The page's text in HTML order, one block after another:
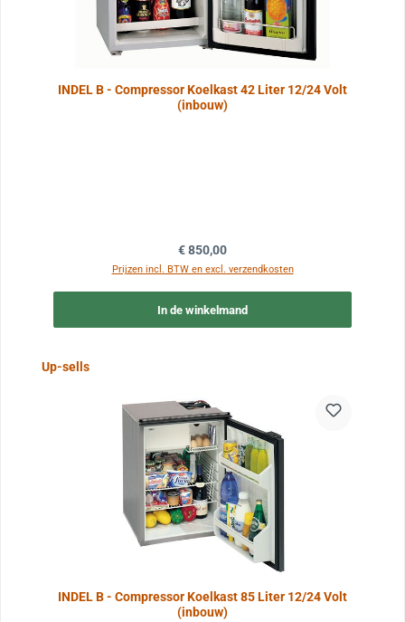
INDEL B - Compressor Koelkast 42 Liter 12/24 Volt
(inbouw)
Normale prijs:
€ 850,00
Prijzen incl. BTW en excl. verzendkosten
In de winkelmand
Sla de afbeeldingengalerij over
Up-sells
INDEL B - Compressor Koelkast 85 Liter 12/24 Volt
(inbouw)